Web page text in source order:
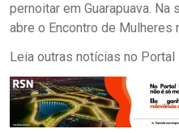
pernoitar em Guarapuava.
abre o Encontro de Mulheres
Leia outras notícias no Portal